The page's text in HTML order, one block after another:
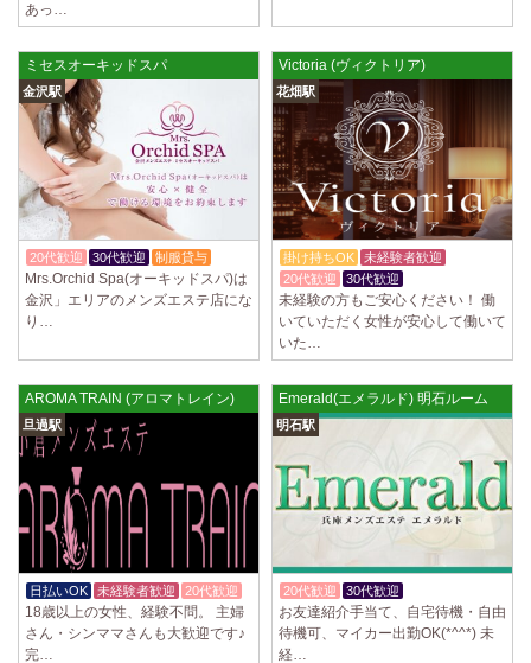
LoveCHU (ラブチュ) 渋谷ルーム
ラピストになりたい！」 そんなあなたを全力でサポートします…
2025/04/02
[千歳烏山駅]
LoveCHU (ラブチュ) 千歳烏山ルーム
やる気のあるセラピスト大募集！ 「本気で稼ぎたい！」「もっと人気セ
ラピストになりたい！」 そんなあなたを全力でサポートします…
2025/03/31
[八王子駅]
Diamond～ダイヤモンド～
只今NEW OPENにつきセラピストが不足しています！ 今後も新規出店が
続くため、一緒に働いてくれるセラピストを大募集します！ 女性…
LIVSPA (リブスパ) 自由が丘ルーム
当店の募集は嘘偽り等なく、記載通りにしっかりお給料をお支払いさせ
ていただきます。 とても働きやすいお店作りを心がけております…
2025/03/29 [川崎駅]
LIVSPA (リブスパ) 川崎ルーム
当店の募集は嘘偽り等なく、記載通りにしっかりお給料をお支払いさせ
ていただきます。 とても働きやすいお店作りを心がけております…
2025/03/29[蒲田駅]
LIVSPA (リブスパ) 蒲田ルーム
当店の募集は嘘偽り等なく、記載通りにしっかりお給料をお支払いさせ
ていただきます。 とても働きやすいお店作りを心がけております…
あっ…
ミセスオーキッドスパ
金沢駅
20代歓迎 30代歓迎 制服貸与
Mrs.Orchid Spa(オーキッドスパ)は
金沢」エリアのメンズエステ店にな
り…
Victoria (ヴィクトリア)
花畑駅
掛け持ちOK
未経験者歓迎
20代歓迎
30代歓迎
未経験の方もご安心ください！ 働
いていただく女性が安心して働いて
いた…
AROMA TRAIN (アロマトレイン)
旦過駅
日払いOK 未経験者歓迎 20代歓迎
18歳以上の女性、経験不問。 主婦
さん・シンママさんも大歓迎です♪
完…
Emerald(エメラルド) 明石ルーム
明石駅
20代歓迎 30代歓迎
お友達紹介手当て、自宅待機・自由
待機可、マイカー出勤OK(*^^*) 未
経…